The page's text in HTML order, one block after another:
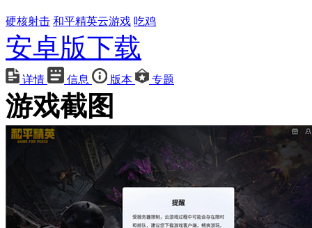
硬核射击 和平精英云游戏 吃鸡
安卓版下载
详情 信息 版本 专题
游戏截图